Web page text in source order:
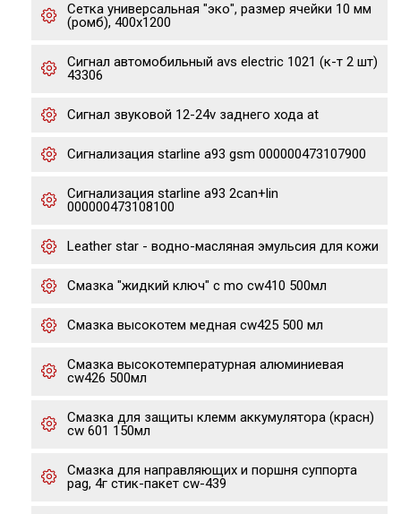
Сетка универсальная "эко", размер ячейки 10 мм
(ромб), 400х1200
Сигнал автомобильный avs electric 1021 (к-т 2 шт)
43306
Сигнал звуковой 12-24v заднего хода at
Сигнализация starline а93 gsm 000000473107900
Сигнализация starline a93 2can+lin
000000473108100
Leather star - водно-масляная эмульсия для кожи
Смазка "жидкий ключ" с mo cw410 500мл
Смазка высокотем медная cw425 500 мл
Смазка высокотемпературная алюминиевая
cw426 500мл
Смазка для защиты клемм аккумулятора (красн)
cw 601 150мл
Смазка для направляющих и поршня суппорта
pag, 4г стик-пакет cw-439